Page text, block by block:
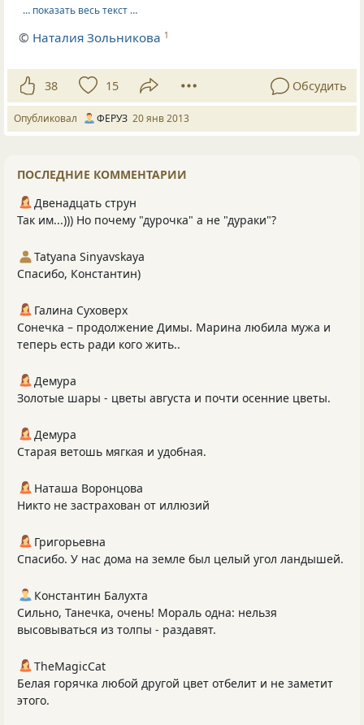
… показать весь текст …
© Наталия Зольникова 1
38 15 Обсудить
Опубликовал ФЕРУЗ 20 янв 2013
ПОСЛЕДНИЕ КОММЕНТАРИИ
Двенадцать струн
Так им...))) Но почему "дурочка" а не "дураки"?
Tatyana Sinyavskaya
Спасибо, Константин)
Галина Суховерх
Сонечка – продолжение Димы. Марина любила мужа и
теперь есть ради кого жить..
Демура
Золотые шары - цветы августа и почти осенние цветы.
Демура
Старая ветошь мягкая и удобная.
Наташа Воронцова
Никто не застрахован от иллюзий
Григорьевна
Спасибо. У нас дома на земле был целый угол ландышей.
Константин Балухта
Сильно, Танечка, очень! Мораль одна: нельзя
высовываться из толпы - раздавят.
TheMagicCat
Белая горячка любой другой цвет отбелит и не заметит
этого.